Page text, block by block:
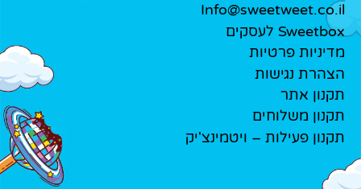
Info@sweetweet.co.il
Sweetbox לעסקים
מדיניות פרטיות
הצהרת נגישות
תקנון אתר
תקנון משלוחים
תקנון פעילות – ויטמינצ'יק